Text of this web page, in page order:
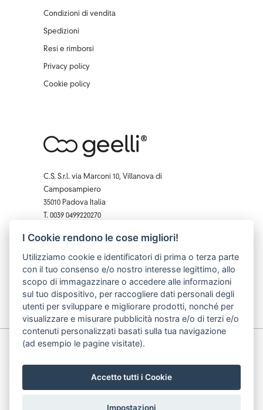
Condizioni di vendita
Spedizioni
Resi e rimborsi
Privacy policy
Cookie policy
C.S. S.r.l. via Marconi 10, Villanova di
Camposampiero
35010 Padova Italia
T. 0039 0499220270
Facebook
Instagram
X Pinterest
YouTube
© C.S. S.r.l. p.iva: 03740490283 cod. fiscale: 03740490283
I Cookie rendono le cose migliori!
Utilizziamo cookie e identificatori di prima o terza parte
con il tuo consenso e/o nostro interesse legittimo, allo
scopo di immagazzinare o accedere alle informazioni
sul tuo dispositivo, per raccogliere dati personali degli
utenti per sviluppare e migliorare prodotti, nonché per
visualizzare e misurare pubblicità nostra e/o di terzi e/o
contenuti personalizzati basati sulla tua navigazione
(ad esempio le pagine visitate).
Accetto tutti i Cookie
Impostazioni